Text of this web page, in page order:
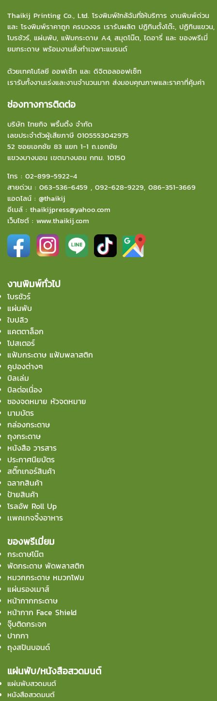
Thaikij Printing Co., Ltd. โรงพิมพ์ใกล้ฉันที่ให้บริการ งานพิมพ์ด่วน
และ โรงพิมพ์ราคาถูก ครบวงจร เรารับผลิต ปฏิทินตั้งโต๊ะ, ปฏิทินแขวน,
โบรชัวร์, แผ่นพับ, แฟ้มกระดาษ A4, สมุดโน๊ต, ไดอารี่ และ ของพรีเมี่
ยมกระดาษ พร้อมงานสั่งทำเฉพาะแบรนด์
ด้วยเทคโนโลยี ออฟเซ็ท และ ดิจิตอลออฟเซ็ท
เรารับทั้งงานเร่งและงานจำนวนมาก ส่งมอบคุณภาพและราคาที่คุ้มค่า
ช่องทางการติดต่อ
บริษัท ไทยกิจ พริ้นติ้ง จำกัด
เลขประจำตัวผู้เสียภาษี 0105553042975
52 ซอยเอกชัย 83 แยก 1-1 ถ.เอกชัย
แขวงบางบอน เขตบางบอน กทม. 10150
โทร : 02-899-5922-4
สายด่วน : 063-536-6459 , 092-628-9229, 086-351-3669
แอดไลน์ : @thaikij
อีเมล์ : thaikijpress@yahoo.com
เว็บไซต์ : www.thaikij.com
งานพิมพ์ทั่วไป
โบรชัวร์
แผ่นพับ
ใบปลิว
แคตตาล็อก
โปสเตอร์
แฟ้มกระดาษ แฟ้มพลาสติก
คูปองต่างๆ
บิลเล่ม
บิลต่อเนื่อง
ซองจดหมาย หัวจดหมาย
นามบัตร
กล่องกระดาษ
ถุงกระดาษ
หนังสือ วารสาร
ประกาศนียบัตร
สติ๊กเกอร์สินค้า
ฉลากสินค้า
ป้ายสินค้า
โรลอัพ Roll Up
เเพคเกจจิ้งอาหาร
ของพรีเมี่ยม
กระดาษโน๊ต
พัดกระดาษ พัดพลาสติก
หมวกกระดาษ หมวกโฟม
แผ่นรองเมาส์
หน้ากากกระดาษ
หน้ากาก Face Shield
จุ๊บติดกระจก
ปากกา
ถุงสปันบอนด์
แผ่นพับ/หนังสือสวดมนต์
แผ่นพับสวดมนต์
หนังสือสวดมนต์